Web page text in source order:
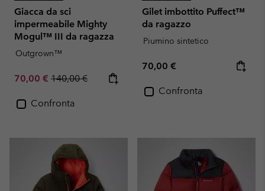
Giacca da sci
impermeabile Mighty
Mogul™ III da ragazza
Outgrown™
Sale price:
70,00 € Regular price:
140,00 €
Confronta
Gilet imbottito Puffect™
da ragazzo
Piumino sintetico
Regular price:
70,00 €
Confronta